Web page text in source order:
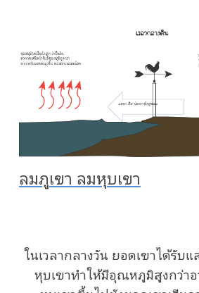
ลมภูเขา ลมหุบเขา
ในเวลากลางวัน ยอดเขาได้รับ
หุบเขาทำให้มีอุณหภูมิสูงกว่า